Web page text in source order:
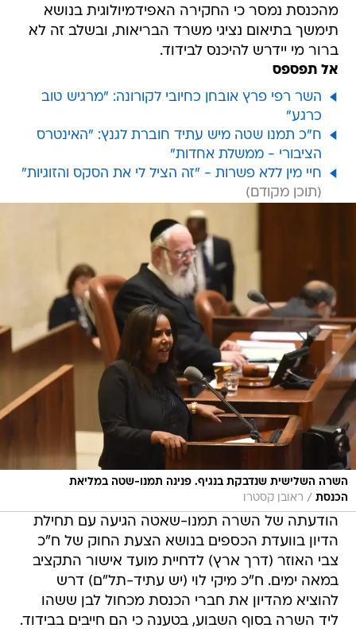
מהכנסת נמסר כי החקירה האפידמיולוגית בנושא
תימשך בתיאום נציגי משרד הבריאות, ובשלב זה לא
ברור מי יידרש להיכנס לבידוד.
אל תפספס
השר רפי פרץ אובחן כחיובי לקורונה: "מרגיש טוב
כרגע"
ח"כ תמנו שטה מיש עתיד חוברת לגנץ: "האינטרס
הציבורי - ממשלת אחדות"
חיי מין ללא פשרות - "זה הציל לי את הסקס והזוגיות"
השרה השלישית שנדבקת בנגיף. פנינה תמנו-שטה במליאת
הכנסת / ראובן קסטרו
הודעתה של השרה תמנו-שאטה הגיעה עם תחילת
הדיון בוועדת הכספים בנושא הצעת החוק של ח"כ
צבי האוזר (דרך ארץ) לדחיית מועד אישור התקציב
במאה ימים. ח"כ מיקי לוי (יש עתיד-תל"ם) דרש
להוציא מהדיון את חברי הכנסת מכחול לבן ששהו
ליד השרה בסוף השבוע, בטענה כי הם חייבים בבידוד.